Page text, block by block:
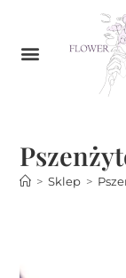
> Sklep >